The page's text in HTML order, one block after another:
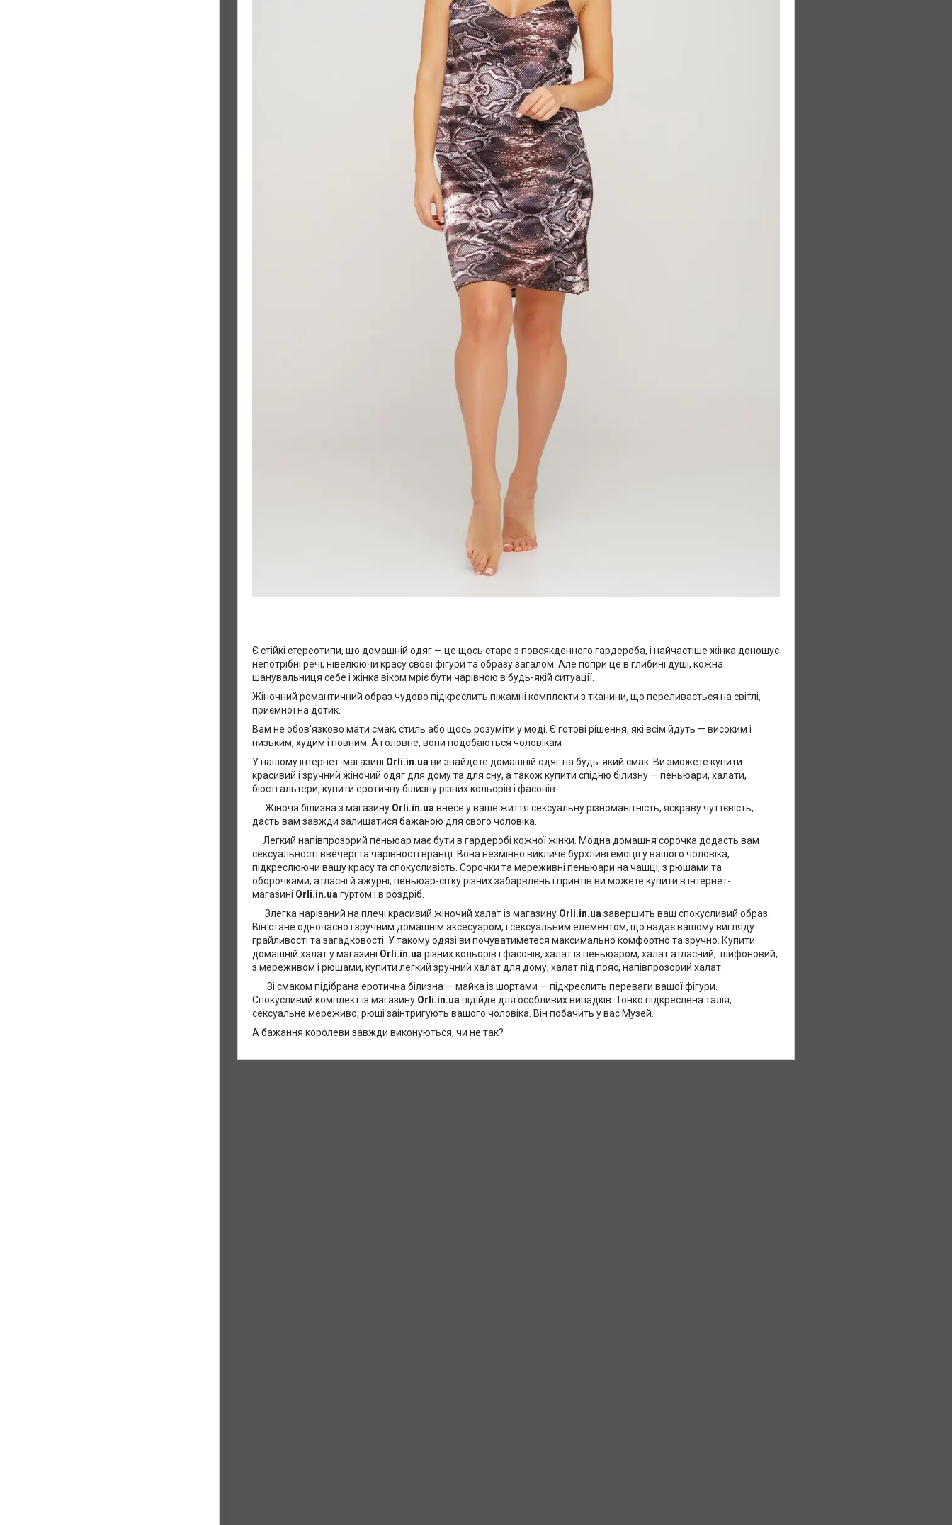
Є стійкі стереотипи, що домашній одяг — це щось старе з повсякденного гардероба, і найчастіше жінка доношує
непотрібні речі, нівелюючи красу своєї фігури та образу загалом. Але попри це в глибині душі, кожна
шанувальниця себе і жінка віком мріє бути чарівною в будь-якій ситуації.
Жіночний романтичний образ чудово підкреслить піжамні комплекти з тканини, що переливається на світлі,
приємної на дотик.
Вам не обов'язково мати смак, стиль або щось розуміти у моді. Є готові рішення, які всім йдуть — високим і
низьким, худим і повним. А головне, вони подобаються чоловікам
У нашому інтернет-магазині Orli.in.uaви знайдете домашній одяг на будь-який смак. Ви зможете купити
красивий і зручний жіночий одяг для дому та для сну, а також купити спідню білизну — пеньюари, халати,
бюстгальтери, купити еротичну білизну різних кольорів і фасонів.
Жіноча білизна з магазину Orli.in.uaвнесе у ваше життя сексуальну різноманітність, яскраву чуттєвість,
дасть вам завжди залишатися бажаною для свого чоловіка.
Легкий напівпрозорий пеньюар має бути в гардеробі кожної жінки. Модна домашня сорочка додасть вам
сексуальності ввечері та чарівності вранці. Вона незмінно викличе бурхливі емоції у вашого чоловіка,
підкреслюючи вашу красу та спокусливість. Сорочки та мереживні пеньюари на чашці, з рюшами та
оборочками, атласні й ажурні, пеньюар-сітку різних забарвлень і принтів ви можете купити в інтернет-
магазині Orli.in.uaгуртом і в роздріб.
Злегка нарізаний на плечі красивий жіночий халат із магазину Orli.in.uaзавершить ваш спокусливий образ.
Він стане одночасно і зручним домашнім аксесуаром, і сексуальним елементом, що надає вашому вигляду
грайливості та загадковості. У такому одязі ви почуватиметеся максимально комфортно та зручно. Купити
домашній халат у магазині Orli.in.uaрізних кольорів і фасонів, халат із пеньюаром, халат атласний, шифоновий,
з мереживом і рюшами, купити легкий зручний халат для дому, халат під пояс, напівпрозорий халат.
Зі смаком підібрана еротична білизна — майка із шортами — підкреслить переваги вашої фігури.
Спокусливий комплект із магазину Orli.in.uaпідійде для особливих випадків. Тонко підкреслена талія,
сексуальне мереживо, рюші заінтригують вашого чоловіка. Він побачить у вас Музей.
А бажання королеви завжди виконуються, чи не так?